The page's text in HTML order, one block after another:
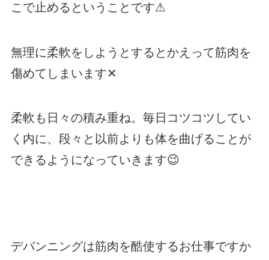
こで止めるということです⚠
無理に柔軟をしようとするとかえって筋肉を
傷めてしまいます✕
柔軟も日々の積み重ね。毎日コツコツしてい
く内に、段々と以前よりも体を曲げることが
できるようになっていきます😉
デバンニングは筋肉を酷使するお仕事ですか